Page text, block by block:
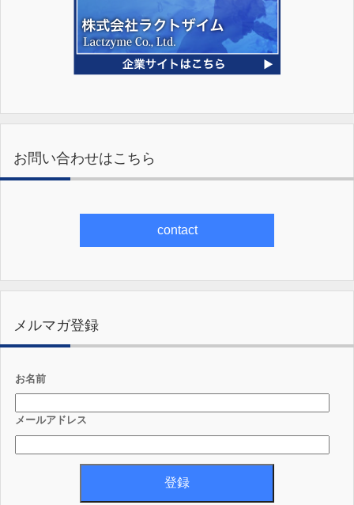
お問い合わせはこちら
contact
メルマガ登録
お名前
メールアドレス